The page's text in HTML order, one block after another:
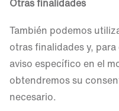
Otras finalidades
También podemos
otras finalidades y,
aviso específico en el
obtendremos su
necesario.